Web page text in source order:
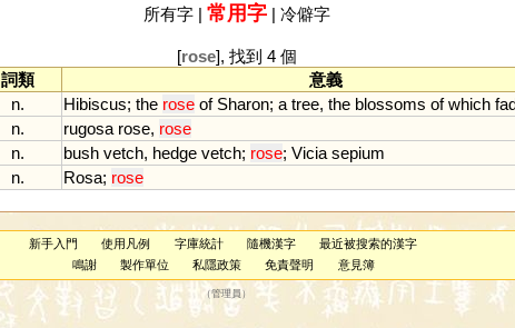
所有字| 常用字| 冷僻字
[rose], 找到 4 個
詞類
意義
n. Hibiscus; the rose of Sharon; a tree, the blossoms of which
n. rugosa rose, rose
n. bush vetch, hedge vetch; rose; Vicia sepium
n. Rosa; rose
新手入門 使用凡例 字庫統計 隨機漢字
最近被搜索的漢字
鳴謝
製作單位 私隱政策 免責聲明 意見簿
（管理員 ）